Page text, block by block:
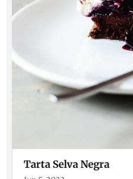
Tarta Selva Negra